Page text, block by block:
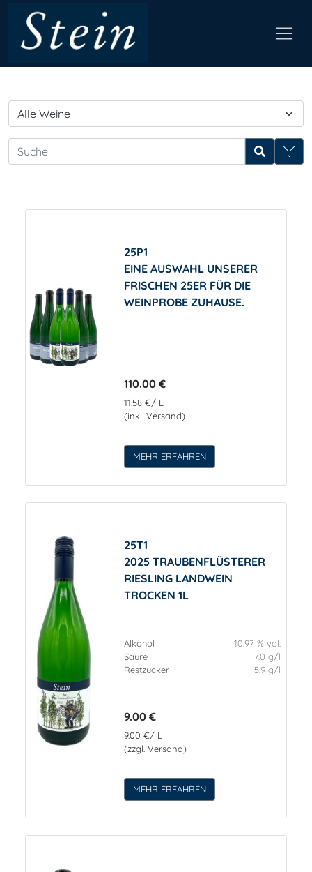
25P1
EINE AUSWAHL UNSERER
FRISCHEN 25ER FÜR DIE
WEINPROBE ZUHAUSE.
110.00 €
11.58 €/ L
(inkl. Versand)
MEHR ERFAHREN
25T1
2025 TRAUBENFLÜSTERER
RIESLING LANDWEIN
TROCKEN 1L
Alkohol
10.97 % vol.
Säure
7.0 g/l
Restzucker
5.9 g/l
9.00 €
9.00 €/ L
(zzgl. Versand)
MEHR ERFAHREN